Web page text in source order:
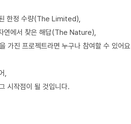
한정 수량(The Limited),
연에서 찾은 해답(The Nature),
가진 프로젝트라면 누구나 참여할 수 있어
,
시작점이 될 것입니다.